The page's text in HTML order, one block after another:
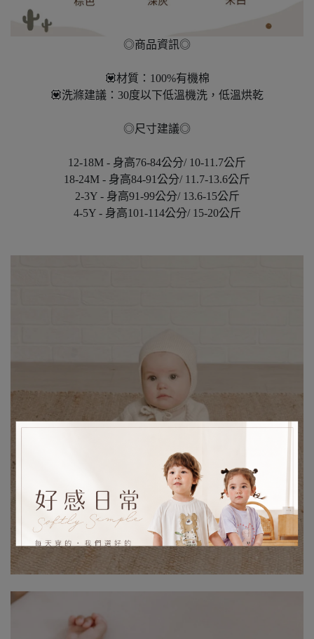
◎商品資訊◎
💟材質：100%有機棉
💟洗滌建議：30度以下低溫機洗，低溫烘乾
◎尺寸建議◎
12-18M - 身高76-84公分/ 10-11.7公斤
18-24M - 身高84-91公分/ 11.7-13.6公斤
2-3Y - 身高91-99公分/ 13.6-15公斤
4-5Y - 身高101-114公分/ 15-20公斤